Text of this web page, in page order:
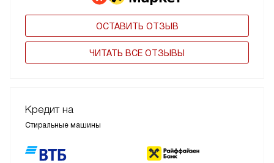
ОСТАВИТЬ ОТЗЫВ
ЧИТАТЬ ВСЕ ОТЗЫВЫ
Кредит на
Стиральные машины